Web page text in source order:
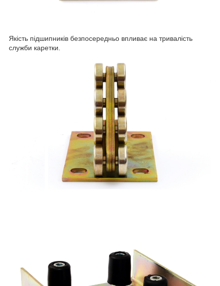
Якість підшипників безпосередньо впливає на тривалість
служби каретки.